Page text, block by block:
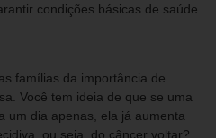
condições básicas de saúde
famílias da importância de
Você tem ideia de que se uma
um dia apenas, ela já aumenta
ou seja, do câncer voltar?